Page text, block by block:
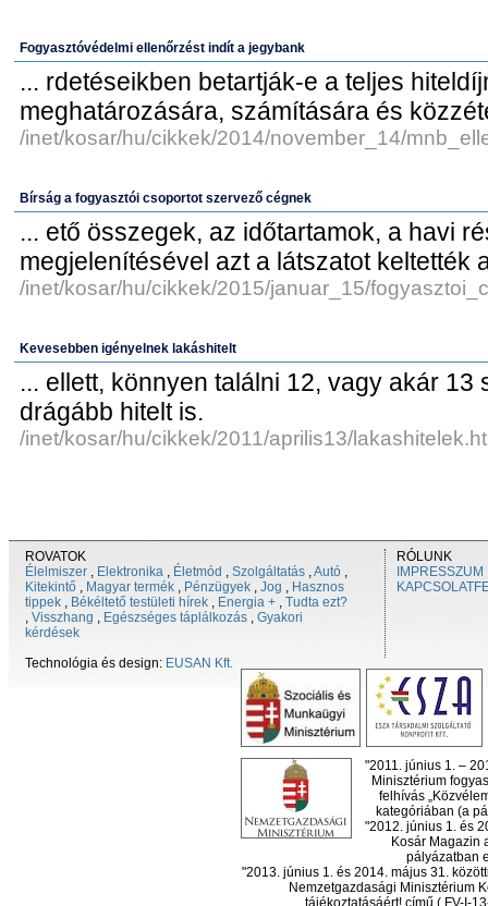
Fogyasztóvédelmi ellenőrzést indít a jegybank
... rdetéseikben betartják-e a teljes
meghatározására, számítására és
/inet/kosar/hu/cikkek/2014/november_14/
Bírság a fogyasztói csoportot szervező cégnek
... ető összegek, az időtartamok, a havi
megjelenítésével azt a látszatot keltették
/inet/kosar/hu/cikkek/2015/januar_15/
Kevesebben igényelnek lakáshitelt
... ellett, könnyen találni 12, vagy akár
drágább hitelt is.
/inet/kosar/hu/cikkek/2011/aprilis13/
ROVATOK
Élelmiszer , Elektronika , Életmód , Szolgáltatás ,Autó ,
Kitekintő , Magyar termék , Pénzügyek , Jog , Hasznos
tippek , Békéltető testületi hírek , Energia + , Tudta ezt?
, Visszhang , Egészséges táplálkozás , Gyakori
kérdések
Technológia és design: EUSAN Kft.
RÓLUNK
IMPRESSZUM
"2011. június 1. –
Minisztérium
felhívás
kategóriában (a
"2012. június 1. és
Kosár Magazin
pályázatban
"2013. június 1. és 2014. május 31.
Nemzetgazdasági Minisztérium
tájékoztatásáért! című ( FV-I-